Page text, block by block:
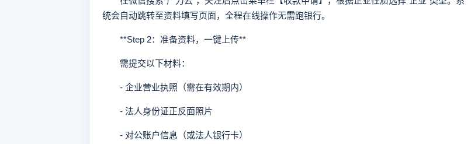
统会自动跳转至资料填写页面，全程在线操作无需跑银行。
**Step 2：准备资料，一键上传**
需提交以下材料：
- 企业营业执照（需在有效期内）
- 法人身份证正反面照片
- 对公账户信息（或法人银行卡）